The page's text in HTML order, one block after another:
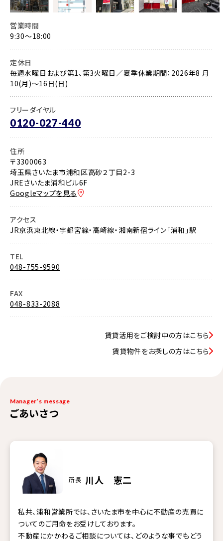
営業時間
9:30～18:00
定休日
毎週水曜日および第1、第3火曜日／夏季休業期間：2026年8 月
10(月)～16日(日)
フリーダイヤル
0120-027-440
住所
〒3300063
埼玉県さいたま市浦和区高砂２丁目2-3
JREさいたま浦和ビル6F
Googleマップを見る
アクセス
JR京浜東北線・宇都宮線・高崎線・湘南新宿ライン「浦和」駅
TEL
048-755-9590
FAX
048-833-2088
賃貸活用をご検討中の方はこちら
賃貸物件をお探しの方はこちら
Manager’s message
ごあいさつ
所長 川人 憲二
私共、浦和営業所では、さいたま市を中心に不動産の売買に
ついてのご用命をお受けしております。
不動産にかかわるご相談については、どのような事でもどう